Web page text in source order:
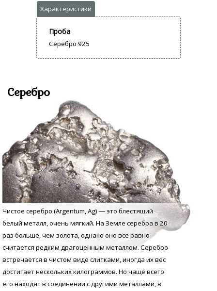
Проба
Серебро 925
Серебро
Чистое серебро (Argentum, Аg) — это блестящий
белый металл, очень мягкий. На Земле серебра в 20
раз больше, чем золота, однако оно все равно
считается редким драгоценным металлом. Серебро
встречается в чистом виде слитками, иногда их вес
достигает нескольких килограммов. Но чаще всего
его находят в соединении с другими металлами, в